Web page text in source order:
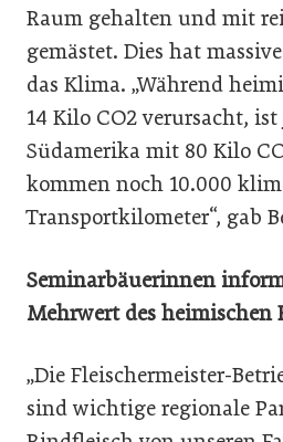
Raum gehalten und mit
gemästet. Dies hat
das Klima. „Während
14 Kilo CO2 verursacht, ist
Südamerika mit 80 Kilo
kommen noch 10.000
Transportkilometer“, gab
Seminarbäuerinnen
Mehrwert des heimischen
„Die Fleischermeister-
sind wichtige regionale